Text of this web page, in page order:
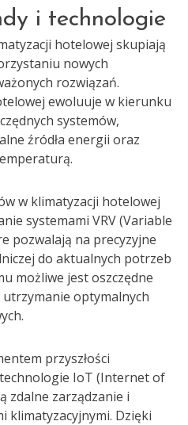
i technologie
hotelowej skupiają
nowych
rozwiązań.
ewoluuje w kierunku
systemów,
źródła energii oraz
w klimatyzacji hotelowej
systemami VRV (Variable
pozwalają na precyzyjne
do aktualnych potrzeb
możliwe jest oszczędne
optymalnych
przyszłości
IoT (Internet of
zdalne zarządzanie i
klimatyzacyjnymi. Dzięki